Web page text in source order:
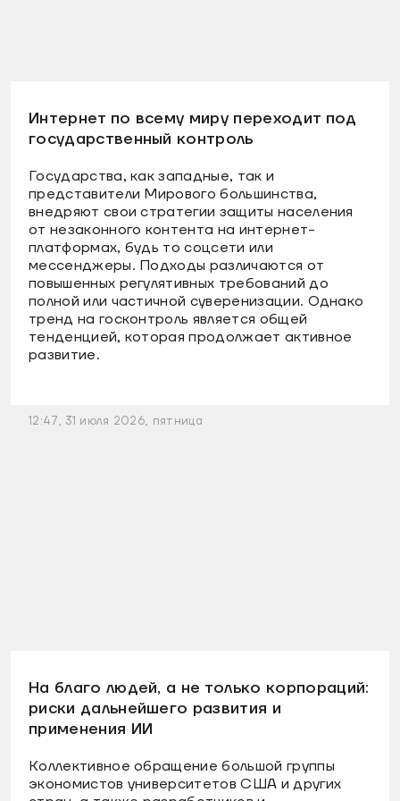
Интернет по всему миру переходит под
государственный контроль
Государства, как западные, так и
представители Мирового большинства,
внедряют свои стратегии защиты населения
от незаконного контента на интернет-
платформах, будь то соцсети или
мессенджеры. Подходы различаются от
повышенных регулятивных требований до
полной или частичной суверенизации. Однако
тренд на госконтроль является общей
тенденцией, которая продолжает активное
развитие.
12:47, 31 июля 2026, пятница
На благо людей, а не только корпораций:
риски дальнейшего развития и
применения ИИ
Коллективное обращение большой группы
экономистов университетов США и других